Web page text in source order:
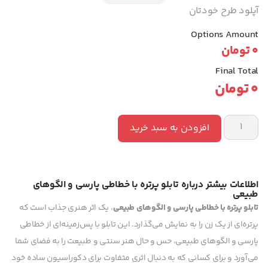
آپلود طرح خودتان
Options Amount
0تومان
Final Total
0تومان
افزودن به سبد خرید
اطلاعات بیشتر درباره تابلو پرتره با خطاطی پارسی و الگوهای
طبیعی
تابلو پرتره با خطاطی پارسی و الگوهای طبیعی، یک اثر هنری جذاب است که
پرتره‌ای از یک زن را به نمایش می‌گذارد. این تابلو با پس‌زمینه‌ای از خطاطی
پارسی و الگوهای طبیعی، حس و حال هنر سنتی و طبیعت را به فضای شما
می‌آورد و برای کسانی که به دنبال اثری متفاوت برای دکوراسیون ساده خود